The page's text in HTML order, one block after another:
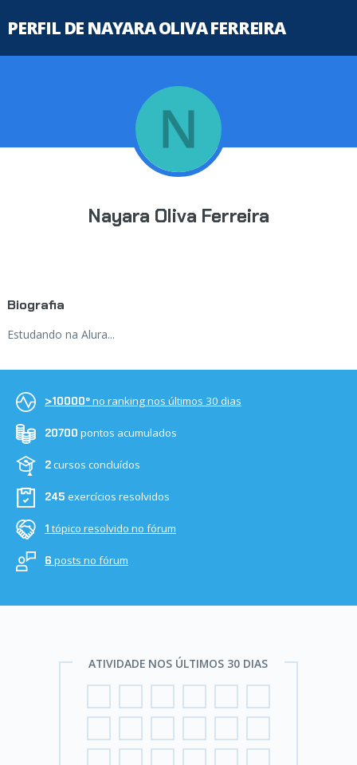
PERFIL DE NAYARA OLIVA FERREIRA
Nayara Oliva Ferreira
Biografia
Estudando na Alura...
>10000ºno ranking nos últimos 30 dias
20700 pontos acumulados
2cursos concluídos
245 exercícios resolvidos
1 tópico resolvido no fórum
6 posts no fórum
ATIVIDADE NOS ÚLTIMOS 30 DIAS